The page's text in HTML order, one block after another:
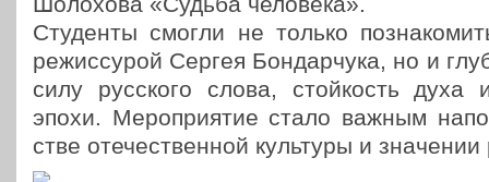
Сту­ден­ты смогли не только
режис­су­рой Сергея Бон­дар­чу­ка, но и
силу рус­ско­го слова, стой­кость духа
эпохи. Меро­при­я­тие стало важным
стве оте­че­ствен­ной куль­ту­ры и